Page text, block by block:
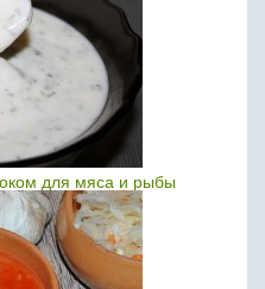
для мяса и рыбы